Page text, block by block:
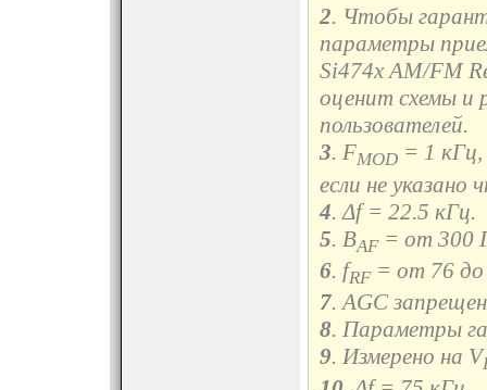
2. Чтобы
параметры
Si474x AM/FM
оценит схемы и
пользователей.
3. FMOD = 1
если не указано
4. Δf = 22.5 кГц.
5. BAF= от 300
6. fRF= от 76
7. AGC
8. Параметры
9. Измерено на V